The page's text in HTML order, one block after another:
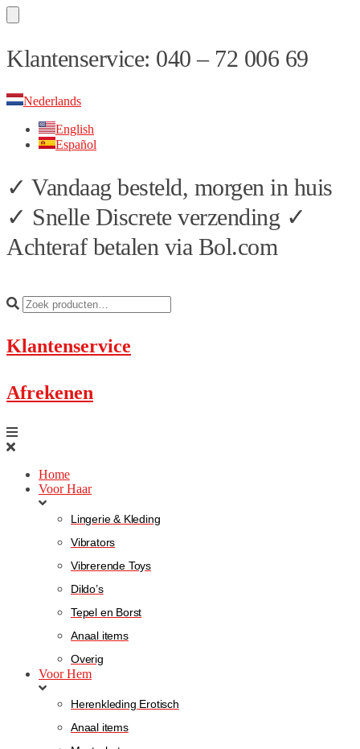
Skip
to
Skip
to
Klantenservice: 040 – 72 006 69
Nederlands
English
Español
✓ Vandaag besteld, morgen in huis
✓ Snelle Discrete verzending ✓
Achteraf betalen via Bol.com
Klantenservice
Afrekenen
Home
Voor Haar
Lingerie & Kleding
Vibrators
Vibrerende Toys
Dildo’s
Tepel en Borst
Anaal items
Overig
Voor Hem
Herenkleding Erotisch
Anaal items